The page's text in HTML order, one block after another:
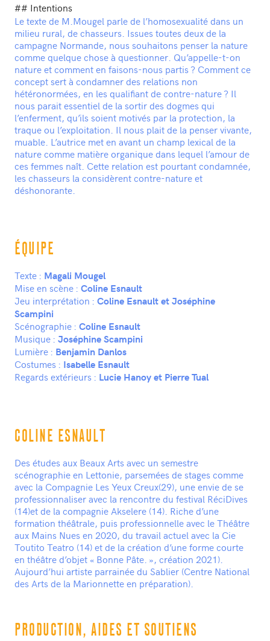
## Intentions
Le texte de M.Mougel parle de l’homosexualité dans un
milieu rural, de chasseurs. Issues toutes deux de la
campagne Normande, nous souhaitons penser la nature
comme quelque chose à questionner. Qu’appelle-t-on
nature et comment en faisons-nous partis ? Comment ce
concept sert à condamner des relations non
hétéronormées, en les qualifiant de contre-nature ? Il
nous parait essentiel de la sortir des dogmes qui
l’enferment, qu’ils soient motivés par la protection, la
traque ou l’exploitation. Il nous plait de la penser vivante,
muable. L’autrice met en avant un champ lexical de la
nature comme matière organique dans lequel l’amour de
ces femmes naît. Cette relation est pourtant condamnée,
les chasseurs la considèrent contre-nature et
déshonorante.
ÉQUIPE
Texte : Magali Mougel
Mise en scène : Coline Esnault
Jeu interprétation : Coline Esnault et Joséphine
Scampini
Scénographie : Coline Esnault
Musique : Joséphine Scampini
Lumière : Benjamin Danlos
Costumes : Isabelle Esnault
Regards extérieurs : Lucie Hanoy et Pierre Tual
COLINE ESNAULT
Des études aux Beaux Arts avec un semestre
scénographie en Lettonie, parsemées de stages comme
avec la Compagnie Les Yeux Creux(29), une envie de se
professionnaliser avec la rencontre du festival RéciDives
(14)et de la compagnie Akselere (14). Riche d’une
formation théâtrale, puis professionnelle avec le Théâtre
aux Mains Nues en 2020, du travail actuel avec la Cie
Toutito Teatro (14) et de la création d’une forme courte
en théâtre d’objet « Bonne Pâte. », création 2021).
Aujourd’hui artiste parrainée du Sablier (Centre National
des Arts de la Marionnette en préparation).
PRODUCTION, AIDES ET SOUTIENS